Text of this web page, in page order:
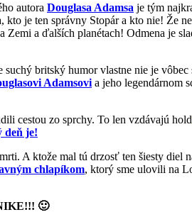
autora Douglasa Adamsa je tým
je ten správny Stopár a kto nie! Že
a ďalších planétach! Odmena je
britský humor vlastne nie je vôbec
Adamsovi a jeho legendárnom
cestou zo sprchy. To len vzdávajú hold
deň je!
A ktože mal tú drzosť ten šiesty diel
chlapíkom, ktorý sme ulovili na
🙂